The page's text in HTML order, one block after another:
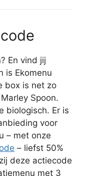
En vind jij
is Ekomenu
box is net zo
Spoon.
biologisch. Er is
voor
– met onze
– liefst 50%
deze actiecode
met 3